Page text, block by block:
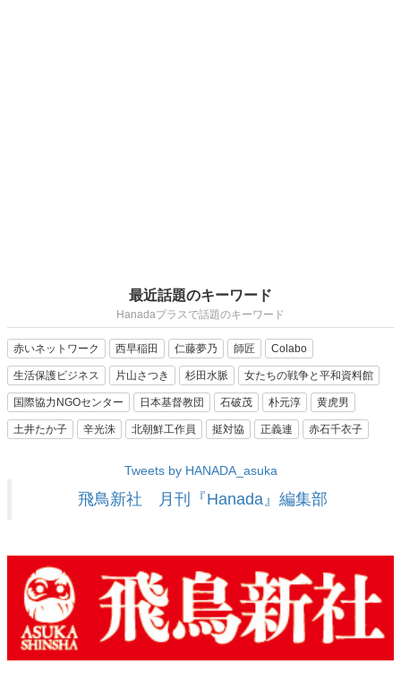
最近話題のキーワード
Hanadaプラスで話題のキーワード
赤いネットワーク 西早稲田 仁藤夢乃 師匠 Colabo
生活保護ビジネス 片山さつき 杉田水脈 女たちの戦争と平和資料館
国際協力NGOセンター 日本基督教団 石破茂 朴元淳 黄虎男
土井たか子 辛光洙 北朝鮮工作員 挺対協 正義連 赤石千衣子
Tweets by HANADA_asuka
飛鳥新社 月刊『Hanada』編集部